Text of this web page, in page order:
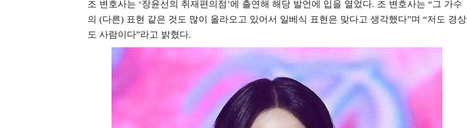
조 변호사는 ‘장윤선의 취재편의점’에 출연해 해당 발언에 입을 열었다. 조 변호사는 “그 가수
의 (다른) 표현 같은 것도 많이 올라오고 있어서 일베식 표현은 맞다고 생각했다”며 “저도 경상
도 사람이다”라고 밝혔다.